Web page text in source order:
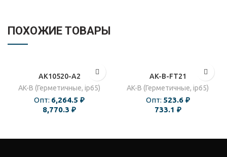
ПОХОЖИЕ ТОВАРЫ
AK10520-A2
AK-B (Герметичные, ip65)
8,770.3 ₽
Опт: 6,264.5 ₽
AK-B-FT21
AK-B (Герметичные, ip65)
733.1 ₽
Опт: 523.6 ₽